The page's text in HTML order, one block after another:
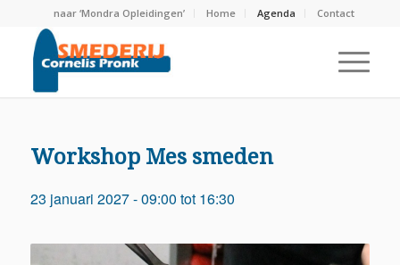
naar ‘Mondra Opleidingen’ Home Agenda Contact
Workshop Mes smeden
23 januari 2027 - 09:00 tot 16:30